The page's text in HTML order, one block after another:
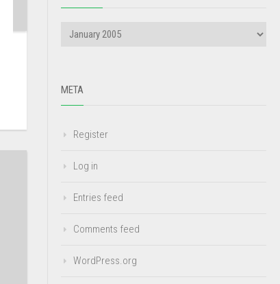
META
Register
Log in
Entries feed
Comments feed
WordPress.org